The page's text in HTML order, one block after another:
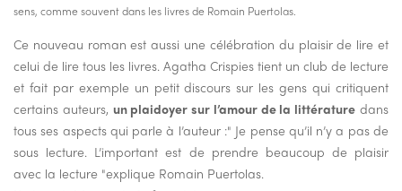
sens, comme souvent dans les livres de Romain Puertolas.
Ce nouveau roman est aussi une célébration du plaisir de lire et
celui de lire tous les livres. Agatha Crispies tient un club de lecture
et fait par exemple un petit discours sur les gens qui critiquent
certains auteurs, un plaidoyer sur l’amour de la littérature dans
tous ses aspects qui parle à l’auteur :" Je pense qu’il n’y a pas de
sous lecture. L’important est de prendre beaucoup de plaisir
avec la lecture "explique Romain Puertolas.